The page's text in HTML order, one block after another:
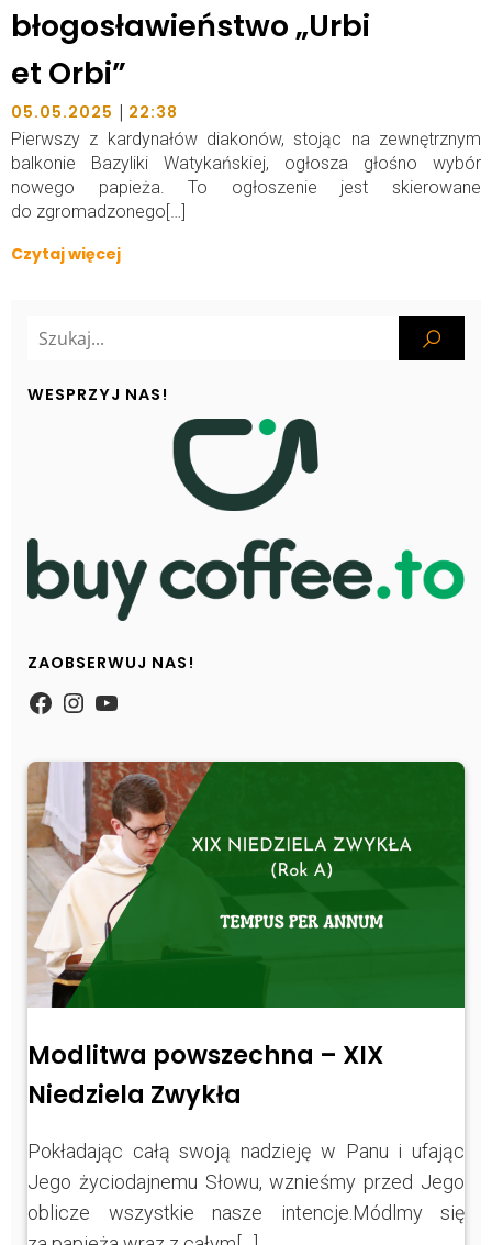
błogosławieństwo „Urbi
et Orbi”
05.05.2025 | 22:38
Pierwszy z kardynałów diakonów, stojąc na zewnętrznym
balkonie Bazyliki Watykańskiej, ogłosza głośno wybór
nowego papieża. To ogłoszenie jest skierowane
do zgromadzonego[…]
Czytaj więcej
WESPRZYJ NAS!
ZAOBSERWUJ NAS!
https://www.facebook.com/
Instagram
YouTube
Modlitwa powszechna – XIX
Niedziela Zwykła
Pokładając całą swoją nadzieję w Panu i ufając
Jego życiodajnemu Słowu, wznieśmy przed Jego
oblicze wszystkie nasze intencje.Módlmy się